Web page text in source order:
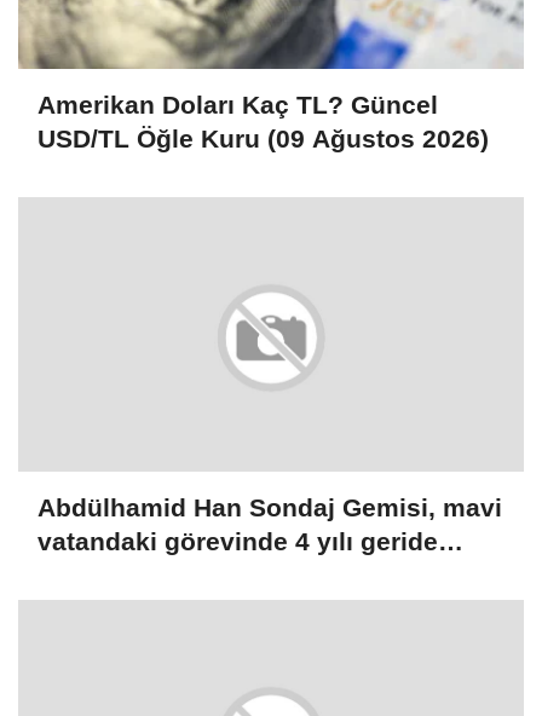
Amerikan Doları Kaç TL? Güncel
USD/TL Öğle Kuru (09 Ağustos 2026)
Abdülhamid Han Sondaj Gemisi, mavi
vatandaki görevinde 4 yılı geride